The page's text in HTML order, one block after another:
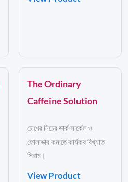
The Ordinary
Caffeine Solution
চোখের নিচের ডার্ক সার্কেল ও
ফোলাভাব কমাতে কার্যকর বিখ্যাত
সিরাম।
View Product